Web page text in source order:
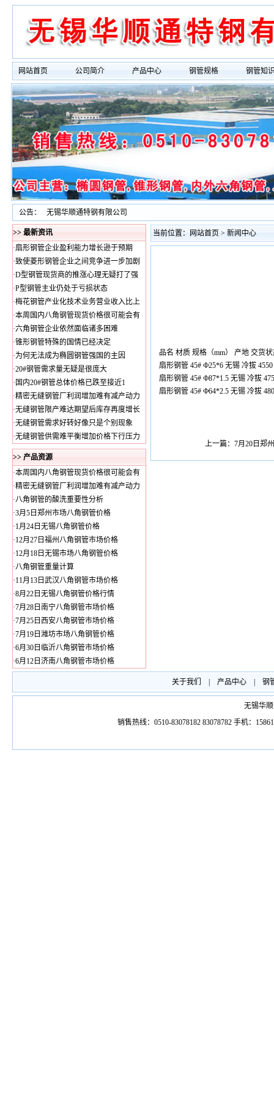
网站首页 公司简介 产品中心 钢管规格 钢管知
公告： 无锡华顺通特钢有限公司
>> 最新资讯
·扇形钢管企业盈利能力增长逊于预期
·致使菱形钢管企业之间竞争进一步加剧
·D型钢管现货商的推涨心理无疑打了强
·P型钢管主业仍处于亏损状态
·梅花钢管产业化技术业务营业收入比上
·本周国内八角钢管现货价格很可能会有
·六角钢管企业依然面临诸多困难
·锥形钢管特殊的国情已经决定
·为何无法成为椭圆钢管强国的主因
·20#钢管需求量无疑是很庞大
· 国内20#钢管总体价格已跌至接近1
·精密无缝钢管厂利润增加难有减产动力
·无缝钢管限产难达期望后库存再度增长
·无缝钢管需求好转好像只是个别现象
·无缝钢管供需难平衡增加价格下行压力
>> 产品资源
·本周国内八角钢管现货价格很可能会有
·精密无缝钢管厂利润增加难有减产动力
·八角钢管的酸洗重要性分析
·3月5日郑州市场八角钢管价格
·1月24日无锡八角钢管价格
·12月27日福州八角钢管市场价格
·12月18日无锡市场八角钢管价格
·八角钢管重量计算
·11月13日武汉八角钢管市场价格
·8月22日无锡八角钢管价格行情
·7月28日南宁八角钢管市场价格
·7月25日西安八角钢管市场价格
·7月19日潍坊市场八角钢管价格
·6月30日临沂八角钢管市场价格
·6月12日济南八角钢管市场价格
当前位置： 网站首页 > 新闻中心
品名 材质 规格（mm） 产地 交货
扇形钢管 45# Ф25*6 无锡 冷拔
扇形钢管 45# Ф87*1.5 无锡 冷拔
扇形钢管 45# Ф64*2.5 无锡 冷拔
上一篇： 7月20日郑
关于我们 产品中心 钢
无锡华
销售热线：0510-83078182 83078782 手机：